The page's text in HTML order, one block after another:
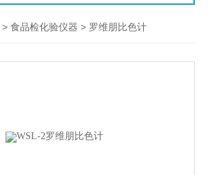
>食品检化验仪器 > 罗维朋比色计